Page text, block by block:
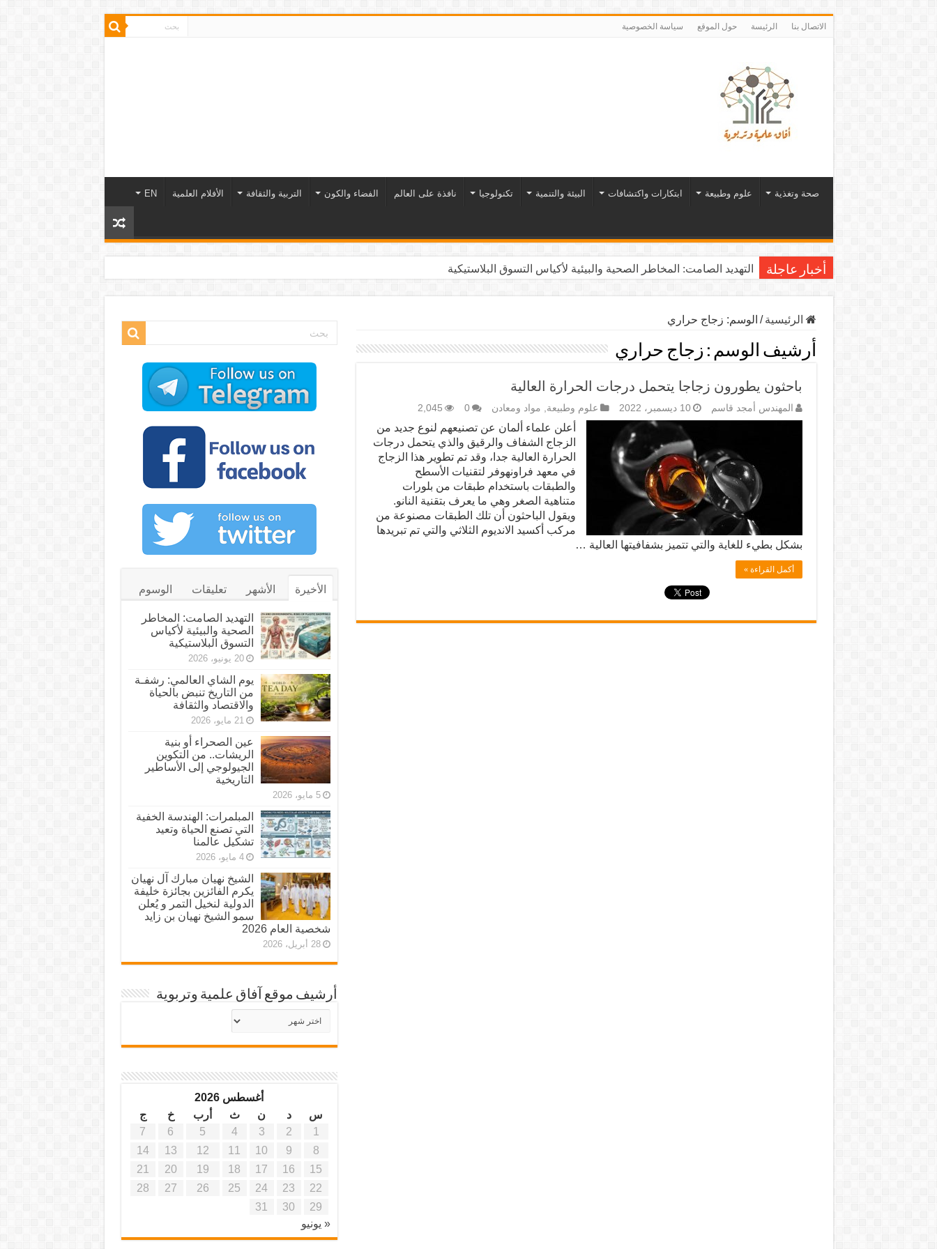
الاتصال بنا الرئيسة حول الموقع سياسة الخصوصية
صحة وتغذية علوم وطبيعة ابتكارات واكتشافات البيئة والتنمية تكنولوجيا نافذة على العالم الفضاء والكون التربية والثقافة الأفلام العلمية EN
أخبار عاجلة التهديد الصامت: المخاطر الصحية والبيئية لأكياس التسوق البلاستيكية
الرئيسية / الوسم: زجاج حراري
أرشيف الوسم : زجاج حراري
باحثون يطورون زجاجا يتحمل درجات الحرارة العالية
المهندس أمجد قاسم 10 ديسمبر، 2022 علوم وطبيعة, مواد ومعادن 0
2,045
أعلن علماء ألمان عن تصنيعهم لنوع جديد من
الزجاج الشفاف والرقيق والذي يتحمل درجات
الحرارة العالية جدا، وقد تم تطوير هذا الزجاج
في معهد فراونهوفر لتقنيات الأسطح
والطبقات باستخدام طبقات من بلورات
متناهية الصغر وهي ما يعرف بتقنية النانو.
ويقول الباحثون أن تلك الطبقات مصنوعة من
مركب أكسيد الانديوم الثلاثي والتي تم تبريدها
بشكل بطيء للغاية والتي تتميز بشفافيتها العالية …
أكمل القراءة »
الأخيرة الأشهر تعليقات الوسوم
التهديد الصامت: المخاطر
الصحية والبيئية لأكياس
التسوق البلاستيكية
20 يونيو، 2026
يوم الشاي العالمي: رشفـة
من التاريخ تنبض بالحياة
والاقتصاد والثقافة
21 مايو، 2026
عين الصحراء أو بنية
الريشات.. من التكوين
الجيولوجي إلى الأساطير
التاريخية
5 مايو، 2026
المبلمرات: الهندسة الخفية
التي تصنع الحياة وتعيد
تشكيل عالمنا
4 مايو، 2026
الشيخ نهيان مبارك آل نهيان
يكرم الفائزين بجائزة خليفة
الدولية لنخيل التمر و يُعلن
سمو الشيخ نهيان بن زايد
شخصية العام 2026
28 أبريل، 2026
أرشيف موقع آفاق علمية وتربوية
أرشيف
موقع
أغسطس 2026
س
د ن ث أرب خ
ج
1
2
3
4
5
6
7
8
9
10
11
12
13
14
15
16
17
18
19
20
21
22
23
24
25
26
27
28
29
30
31
« يونيو